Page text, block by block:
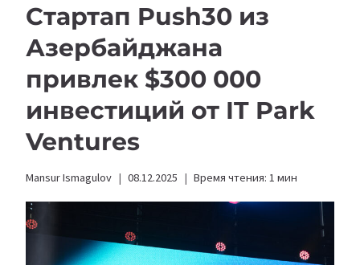
Стартап Push30 из
Азербайджана
привлек $300 000
инвестиций от IT Park
Ventures
Mansur Ismagulov 08.12.2025 Время чтения: 1 мин